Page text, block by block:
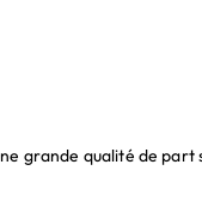
grande qualité de